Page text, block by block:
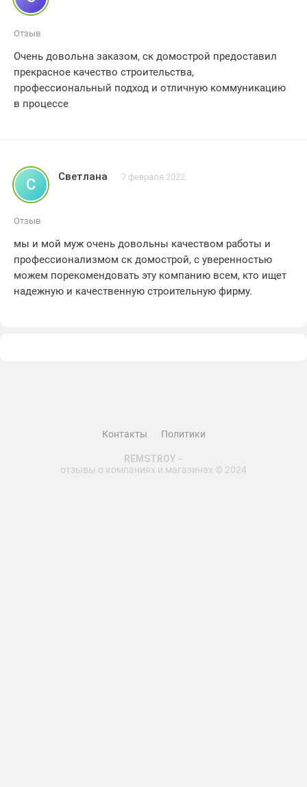
работу!
Отзыв
Очень довольна заказом, ск домострой предоставил
прекрасное качество строительства,
профессиональный подход и отличную коммуникацию
в процессе
С Светлана 7 февраля 2022
Отзыв
мы и мой муж очень довольны качеством работы и
профессионализмом ск домострой, с уверенностью
можем порекомендовать эту компанию всем, кто ищет
надежную и качественную строительную фирму.
Контакты Политики
REMSTROY–
отзывы о компаниях и магазинах © 2024